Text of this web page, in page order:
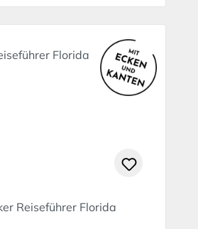
Reiseführer Florida